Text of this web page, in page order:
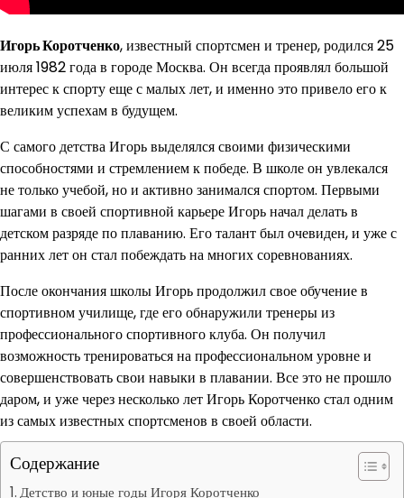
Игорь Коротченко, известный спортсмен и тренер, родился 25
июля 1982 года в городе Москва. Он всегда проявлял большой
интерес к спорту еще с малых лет, и именно это привело его к
великим успехам в будущем.
С самого детства Игорь выделялся своими физическими
способностями и стремлением к победе. В школе он увлекался
не только учебой, но и активно занимался спортом. Первыми
шагами в своей спортивной карьере Игорь начал делать в
детском разряде по плаванию. Его талант был очевиден, и уже с
ранних лет он стал побеждать на многих соревнованиях.
После окончания школы Игорь продолжил свое обучение в
спортивном училище, где его обнаружили тренеры из
профессионального спортивного клуба. Он получил
возможность тренироваться на профессиональном уровне и
совершенствовать свои навыки в плавании. Все это не прошло
даром, и уже через несколько лет Игорь Коротченко стал одним
из самых известных спортсменов в своей области.
Содержание
Детство и юные годы Игоря Коротченко